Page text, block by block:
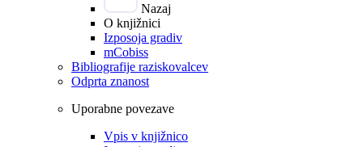
Nazaj
O knjižnici
Izposoja gradiv
mCobiss
Bibliografije raziskovalcev
Odprta znanost
Uporabne povezave
Vpis v knjižnico